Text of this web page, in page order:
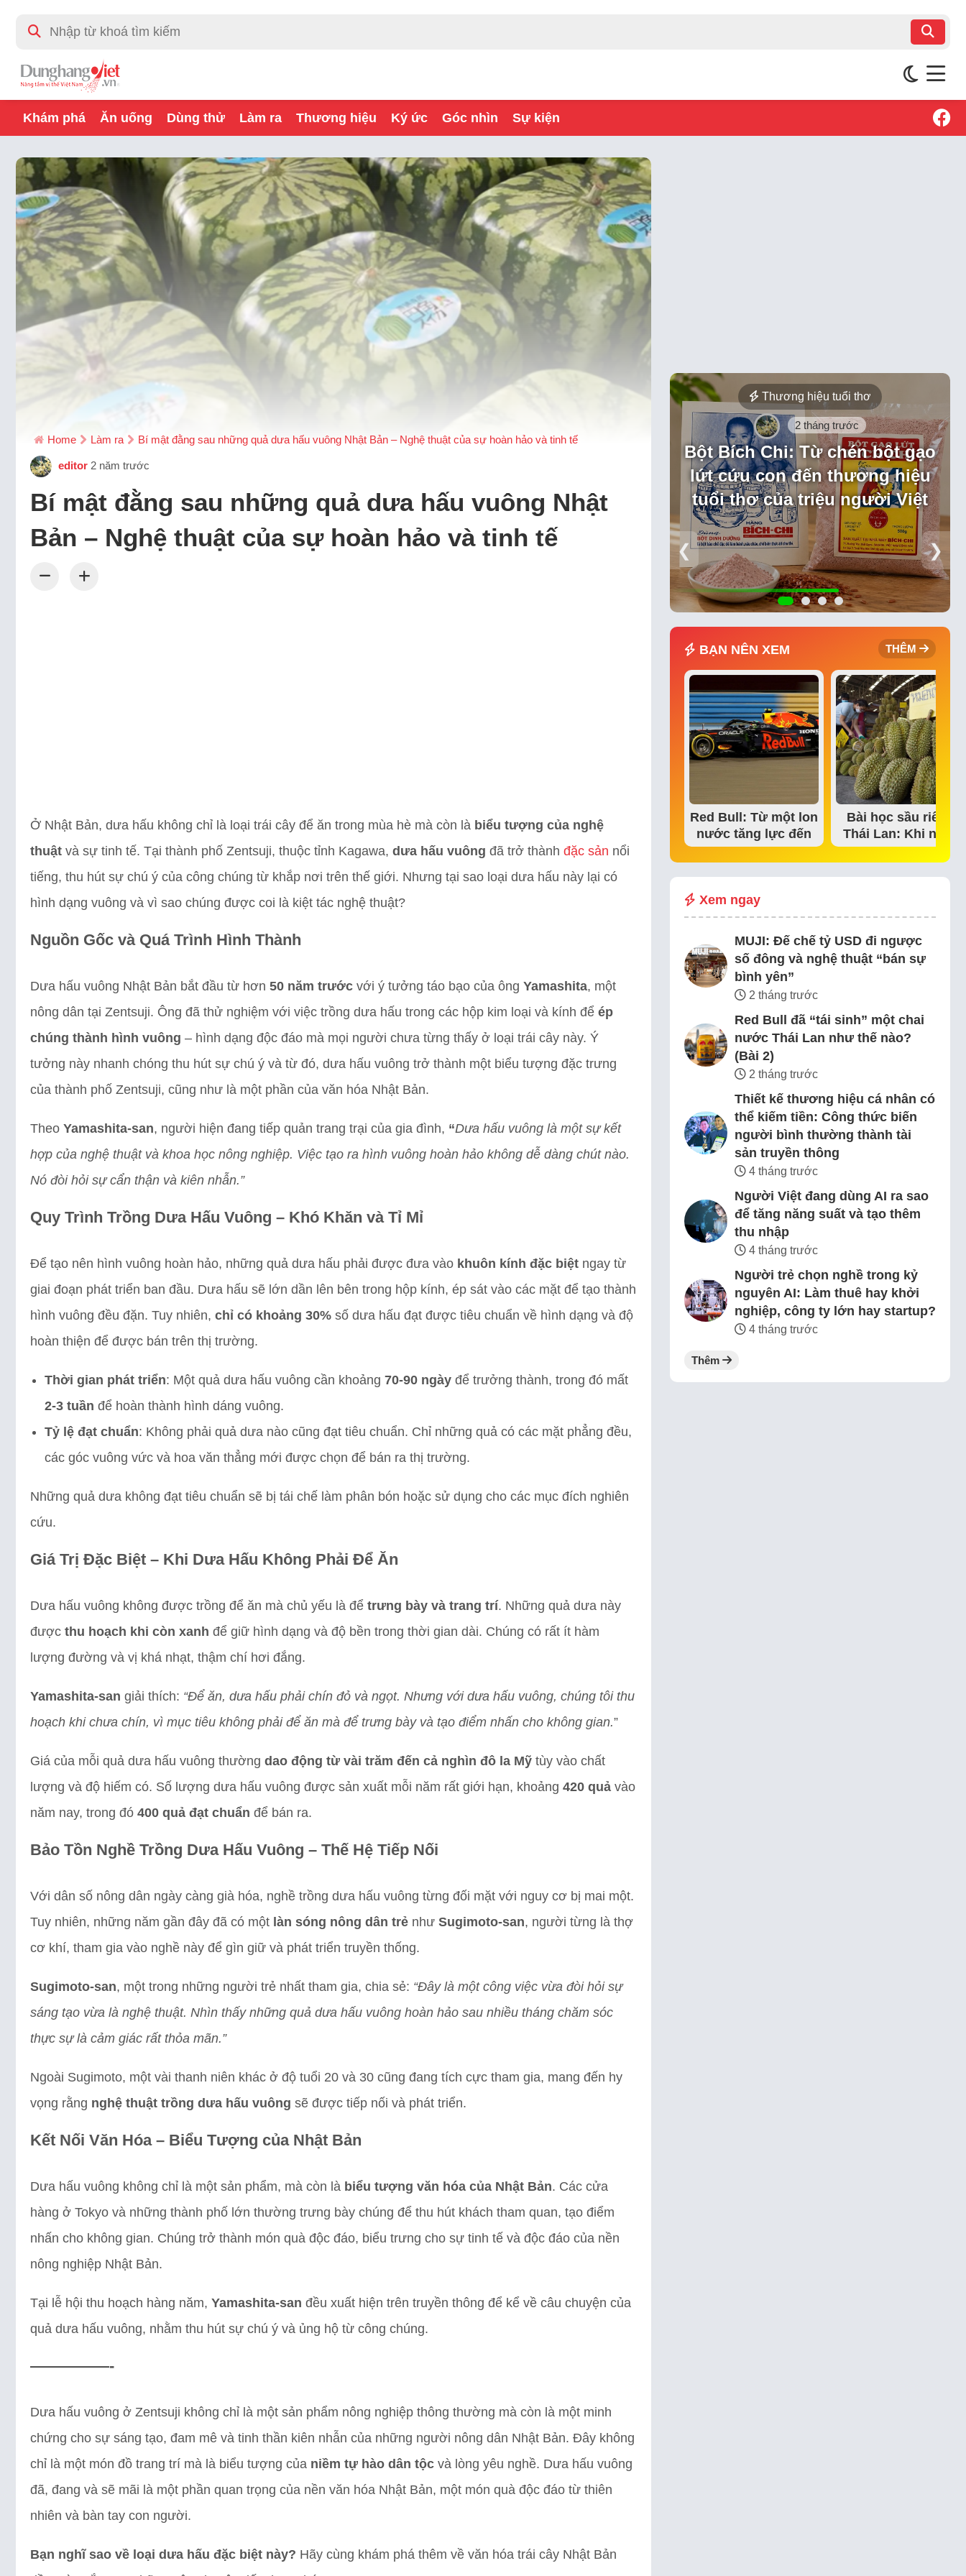
Khám phá Ăn uống Dùng thử Làm ra Thương hiệu Ký ức Góc nhìn Sự kiện
Home Làm ra Bí mật đằng sau những quả dưa hấu vuông Nhật Bản – Nghệ thuật của sự hoàn hảo và tinh tế
editor 2 năm trước
Bí mật đằng sau những quả dưa hấu vuông Nhật
Bản – Nghệ thuật của sự hoàn hảo và tinh tế
Ở Nhật Bản, dưa hấu không chỉ là loại trái cây để ăn trong mùa hè mà còn là biểu tượng của nghệ
thuật và sự tinh tế. Tại thành phố Zentsuji, thuộc tỉnh Kagawa, dưa hấu vuông đã trở thành đặc sản nổi
tiếng, thu hút sự chú ý của công chúng từ khắp nơi trên thế giới. Nhưng tại sao loại dưa hấu này lại có
hình dạng vuông và vì sao chúng được coi là kiệt tác nghệ thuật?
Nguồn Gốc và Quá Trình Hình Thành
Dưa hấu vuông Nhật Bản bắt đầu từ hơn 50 năm trước với ý tưởng táo bạo của ông Yamashita, một
nông dân tại Zentsuji. Ông đã thử nghiệm với việc trồng dưa hấu trong các hộp kim loại và kính để ép
chúng thành hình vuông – hình dạng độc đáo mà mọi người chưa từng thấy ở loại trái cây này. Ý
tưởng này nhanh chóng thu hút sự chú ý và từ đó, dưa hấu vuông trở thành một biểu tượng đặc trưng
của thành phố Zentsuji, cũng như là một phần của văn hóa Nhật Bản.
Theo Yamashita-san, người hiện đang tiếp quản trang trại của gia đình, “Dưa hấu vuông là một sự kết
hợp của nghệ thuật và khoa học nông nghiệp. Việc tạo ra hình vuông hoàn hảo không dễ dàng chút nào.
Nó đòi hỏi sự cẩn thận và kiên nhẫn.”
Quy Trình Trồng Dưa Hấu Vuông – Khó Khăn và Tỉ Mỉ
Để tạo nên hình vuông hoàn hảo, những quả dưa hấu phải được đưa vào khuôn kính đặc biệt ngay từ
giai đoạn phát triển ban đầu. Dưa hấu sẽ lớn dần lên bên trong hộp kính, ép sát vào các mặt để tạo thành
hình vuông đều đặn. Tuy nhiên, chỉ có khoảng 30% số dưa hấu đạt được tiêu chuẩn về hình dạng và độ
hoàn thiện để được bán trên thị trường.
Thời gian phát triển: Một quả dưa hấu vuông cần khoảng 70-90 ngày để trưởng thành, trong đó mất
2-3 tuần để hoàn thành hình dáng vuông.
Tỷ lệ đạt chuẩn: Không phải quả dưa nào cũng đạt tiêu chuẩn. Chỉ những quả có các mặt phẳng đều,
các góc vuông vức và hoa văn thẳng mới được chọn để bán ra thị trường.
Những quả dưa không đạt tiêu chuẩn sẽ bị tái chế làm phân bón hoặc sử dụng cho các mục đích nghiên
cứu.
Giá Trị Đặc Biệt – Khi Dưa Hấu Không Phải Để Ăn
Dưa hấu vuông không được trồng để ăn mà chủ yếu là để trưng bày và trang trí. Những quả dưa này
được thu hoạch khi còn xanh để giữ hình dạng và độ bền trong thời gian dài. Chúng có rất ít hàm
lượng đường và vị khá nhạt, thậm chí hơi đắng.
Yamashita-san giải thích: “Để ăn, dưa hấu phải chín đỏ và ngọt. Nhưng với dưa hấu vuông, chúng tôi thu
hoạch khi chưa chín, vì mục tiêu không phải để ăn mà để trưng bày và tạo điểm nhấn cho không gian.”
Giá của mỗi quả dưa hấu vuông thường dao động từ vài trăm đến cả nghìn đô la Mỹ tùy vào chất
lượng và độ hiếm có. Số lượng dưa hấu vuông được sản xuất mỗi năm rất giới hạn, khoảng 420 quả vào
năm nay, trong đó 400 quả đạt chuẩn để bán ra.
Bảo Tồn Nghề Trồng Dưa Hấu Vuông – Thế Hệ Tiếp Nối
Với dân số nông dân ngày càng già hóa, nghề trồng dưa hấu vuông từng đối mặt với nguy cơ bị mai một.
Tuy nhiên, những năm gần đây đã có một làn sóng nông dân trẻ như Sugimoto-san, người từng là thợ
cơ khí, tham gia vào nghề này để gìn giữ và phát triển truyền thống.
Sugimoto-san, một trong những người trẻ nhất tham gia, chia sẻ: “Đây là một công việc vừa đòi hỏi sự
sáng tạo vừa là nghệ thuật. Nhìn thấy những quả dưa hấu vuông hoàn hảo sau nhiều tháng chăm sóc
thực sự là cảm giác rất thỏa mãn.”
Ngoài Sugimoto, một vài thanh niên khác ở độ tuổi 20 và 30 cũng đang tích cực tham gia, mang đến hy
vọng rằng nghệ thuật trồng dưa hấu vuông sẽ được tiếp nối và phát triển.
Kết Nối Văn Hóa – Biểu Tượng của Nhật Bản
Dưa hấu vuông không chỉ là một sản phẩm, mà còn là biểu tượng văn hóa của Nhật Bản. Các cửa
hàng ở Tokyo và những thành phố lớn thường trưng bày chúng để thu hút khách tham quan, tạo điểm
nhấn cho không gian. Chúng trở thành món quà độc đáo, biểu trưng cho sự tinh tế và độc đáo của nền
nông nghiệp Nhật Bản.
Tại lễ hội thu hoạch hàng năm, Yamashita-san đều xuất hiện trên truyền thông để kể về câu chuyện của
quả dưa hấu vuông, nhằm thu hút sự chú ý và ủng hộ từ công chúng.
—————-
Dưa hấu vuông ở Zentsuji không chỉ là một sản phẩm nông nghiệp thông thường mà còn là một minh
chứng cho sự sáng tạo, đam mê và tinh thần kiên nhẫn của những người nông dân Nhật Bản. Đây không
chỉ là một món đồ trang trí mà là biểu tượng của niềm tự hào dân tộc và lòng yêu nghề. Dưa hấu vuông
đã, đang và sẽ mãi là một phần quan trọng của nền văn hóa Nhật Bản, một món quà độc đáo từ thiên
nhiên và bàn tay con người.
Bạn nghĩ sao về loại dưa hấu đặc biệt này? Hãy cùng khám phá thêm về văn hóa trái cây Nhật Bản
Thương hiệu tuổi thơ
2 tháng trước
Bột Bích Chi: Từ chén bột gạo
lứt cứu con đến thương hiệu
tuổi thơ của triệu người Việt
❮ ❯
BẠN NÊN XEM THÊM
Red Bull: Từ một lon
nước tăng lực đến
đế chế thể…
Bài học sầu riêng
Thái Lan: Khi niềm
tin thị trường bắt…
Xem ngay
MUJI: Đế chế tỷ USD đi ngược
số đông và nghệ thuật “bán sự
bình yên”
2 tháng trước
Red Bull đã “tái sinh” một chai
nước Thái Lan như thế nào?
(Bài 2)
2 tháng trước
Thiết kế thương hiệu cá nhân có
thể kiếm tiền: Công thức biến
người bình thường thành tài
sản truyền thông
4 tháng trước
Người Việt đang dùng AI ra sao
để tăng năng suất và tạo thêm
thu nhập
4 tháng trước
Người trẻ chọn nghề trong kỷ
nguyên AI: Làm thuê hay khởi
nghiệp, công ty lớn hay startup?
4 tháng trước
Thêm